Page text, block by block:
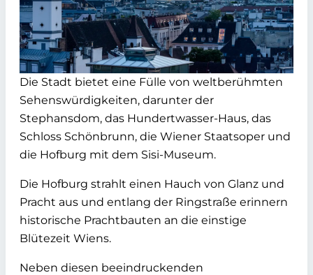
Die Stadt bietet eine Fülle von weltberühmten
Sehenswürdigkeiten, darunter der
Stephansdom, das Hundertwasser-Haus, das
Schloss Schönbrunn, die Wiener Staatsoper und
die Hofburg mit dem Sisi-Museum.
Die Hofburg strahlt einen Hauch von Glanz und
Pracht aus und entlang der Ringstraße erinnern
historische Prachtbauten an die einstige
Blütezeit Wiens.
Neben diesen beeindruckenden